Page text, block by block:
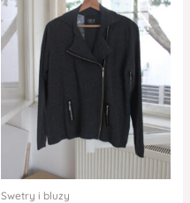
Swetry i bluzy